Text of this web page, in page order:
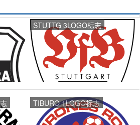
STUTTG 3LOGO标志
TIBURO 1LOGO标志